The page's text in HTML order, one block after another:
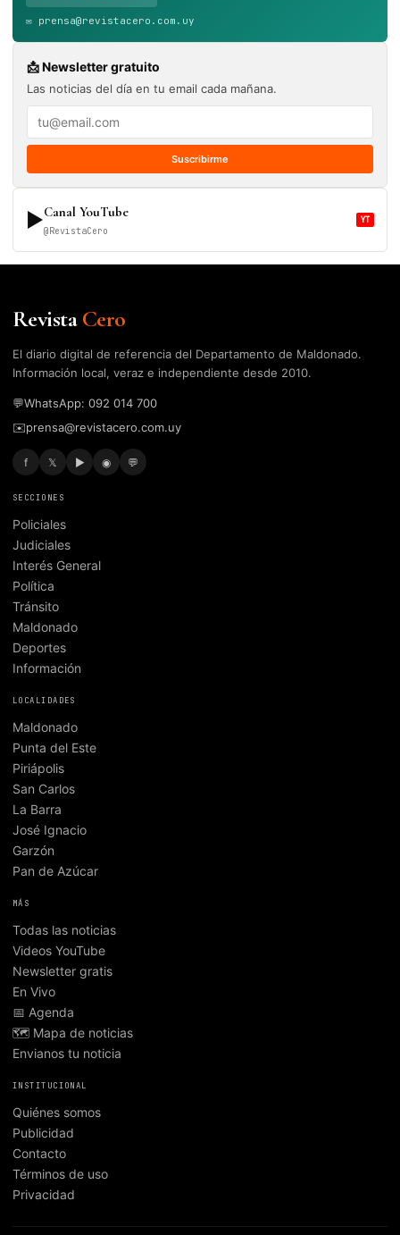
✉️ prensa@revistacero.com.uy
📩 Newsletter gratuito
Las noticias del día en tu email cada mañana.
Suscribirme
▶Canal YouTube
@RevistaCero
YT
RevistaCero
El diario digital de referencia del Departamento de Maldonado.
Información local, veraz e independiente desde 2010.
💬WhatsApp: 092 014 700
✉️prensa@revistacero.com.uy
f 𝕏 ▶ ◉ 💬
SECCIONES
Policiales
Judiciales
Interés General
Política
Tránsito
Maldonado
Deportes
Información
LOCALIDADES
Maldonado
Punta del Este
Piriápolis
San Carlos
La Barra
José Ignacio
Garzón
Pan de Azúcar
MÁS
Todas las noticias
Videos YouTube
Newsletter gratis
En Vivo
📅 Agenda
🗺️ Mapa de noticias
Envianos tu noticia
INSTITUCIONAL
Quiénes somos
Publicidad
Contacto
Términos de uso
Privacidad